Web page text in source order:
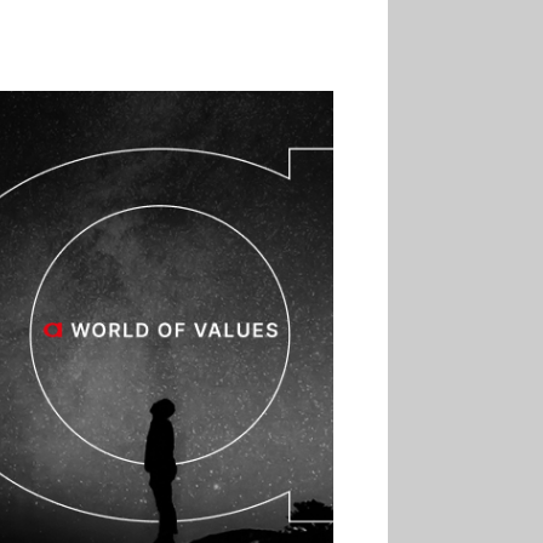
réduire sa consommation
01.07
Aldi Studio lance sa
première collection capsule
inspirée de ses codes
visuels
01.07
Cafom annonce
des résultats semestriels en
hausse, portés par le e-
commerce
30.06
La Sportiva affiche
une croissance solide en
2025